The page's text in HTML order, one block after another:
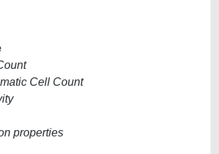
Cell Count
properties